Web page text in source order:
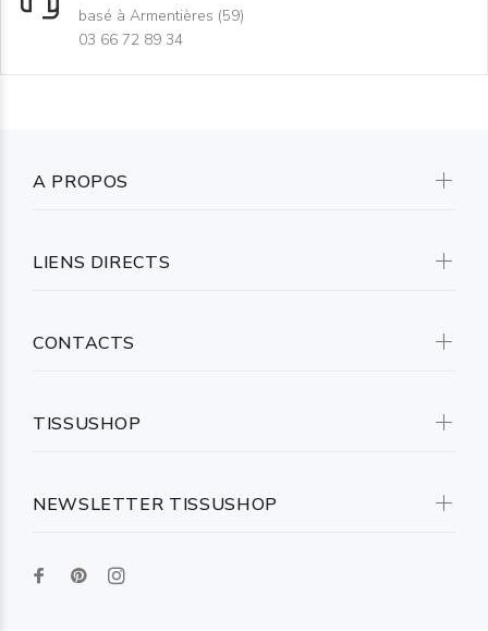
basé à Armentières (59)
03 66 72 89 34
NEWSLETTER TISSUSHOP
A PROPOS
LIENS DIRECTS
CONTACTS
TISSUSHOP